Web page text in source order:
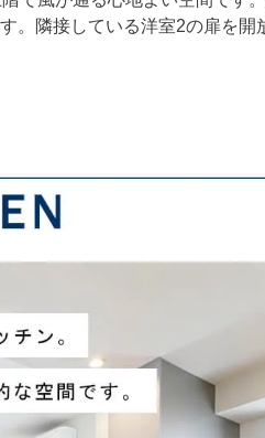
。隣接している洋室2の扉を開